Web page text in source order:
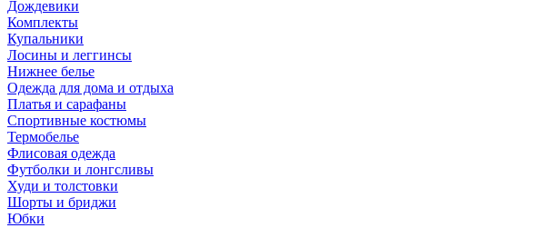
Дождевики
Комплекты
Купальники
Лосины и леггинсы
Нижнее белье
Одежда для дома и отдыха
Платья и сарафаны
Спортивные костюмы
Термобелье
Флисовая одежда
Футболки и лонгсливы
Худи и толстовки
Шорты и бриджи
Юбки